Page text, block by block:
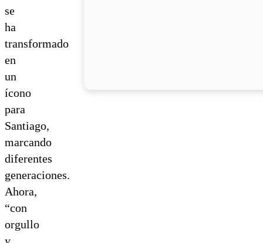
se
ha
transformado
en
un
ícono
para
Santiago,
marcando
diferentes
generaciones.
Ahora,
“con
orgullo